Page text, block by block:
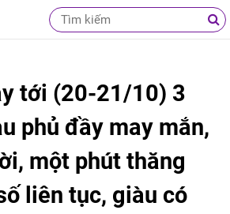
tới (20-21/10) 3
phủ đầy may mắn,
một phút thăng
liên tục, giàu có